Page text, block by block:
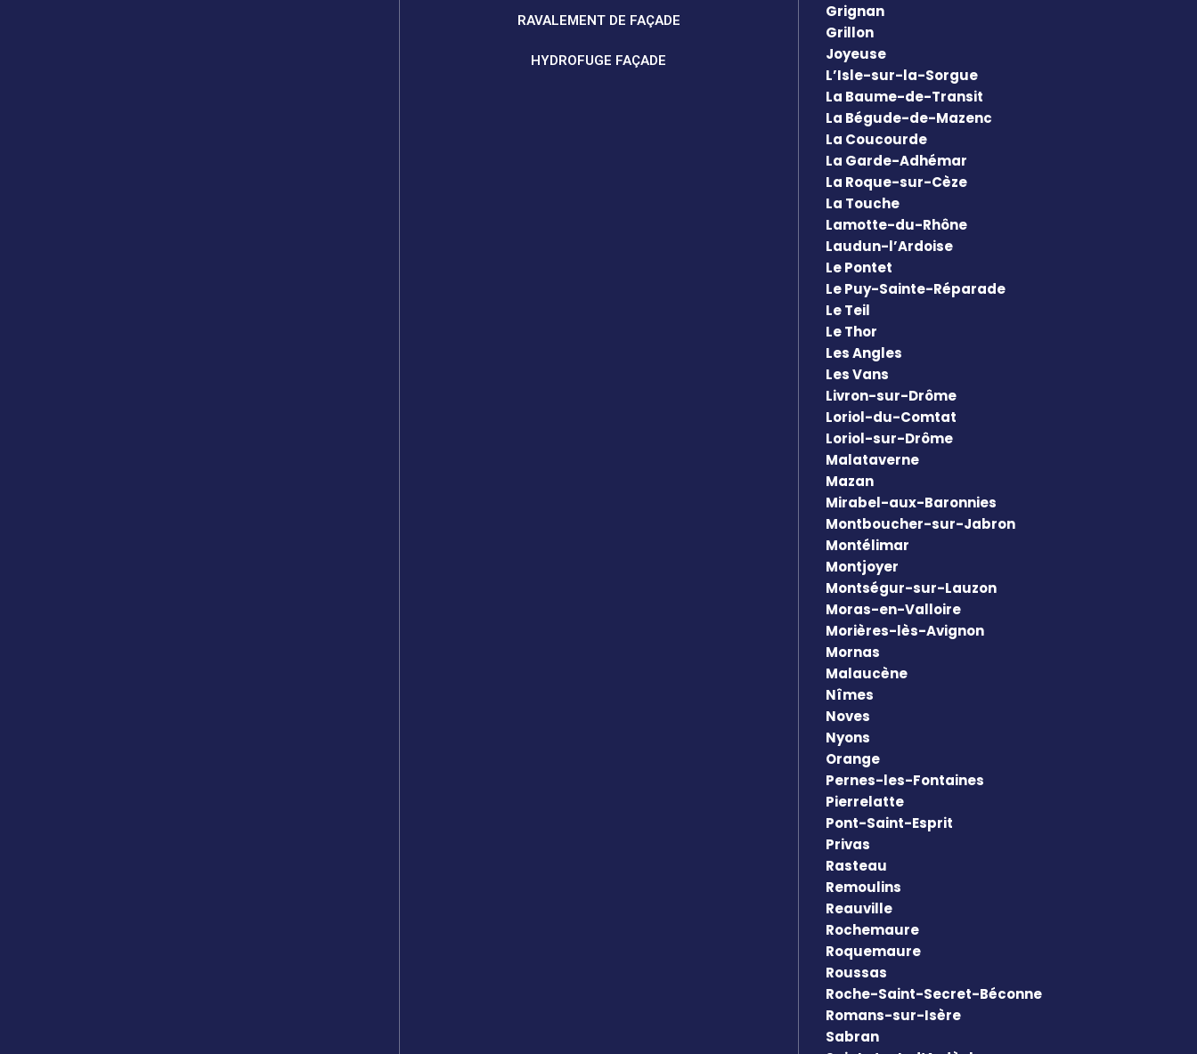
RAVALEMENT DE FAÇADE
HYDROFUGE FAÇADE
Grignan
Grillon
Joyeuse
L’Isle-sur-la-Sorgue
La Baume-de-Transit
La Bégude-de-Mazenc
La Coucourde
La Garde-Adhémar
La Roque-sur-Cèze
La Touche
Lamotte-du-Rhône
Laudun-l’Ardoise
Le Pontet
Le Puy-Sainte-Réparade
Le Teil
Le Thor
Les Angles
Les Vans
Livron-sur-Drôme
Loriol-du-Comtat
Loriol-sur-Drôme
Malataverne
Mazan
Mirabel-aux-Baronnies
Montboucher-sur-Jabron
Montélimar
Montjoyer
Montségur-sur-Lauzon
Moras-en-Valloire
Morières-lès-Avignon
Mornas
Malaucène
Nîmes
Noves
Nyons
Orange
Pernes-les-Fontaines
Pierrelatte
Pont-Saint-Esprit
Privas
Rasteau
Remoulins
Reauville
Rochemaure
Roquemaure
Roussas
Roche-Saint-Secret-Béconne
Romans-sur-Isère
Sabran